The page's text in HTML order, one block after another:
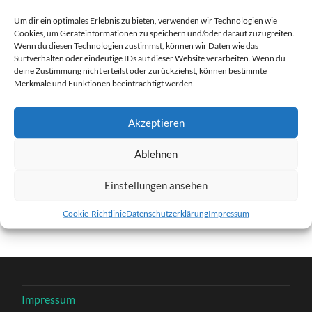
Um dir ein optimales Erlebnis zu bieten, verwenden wir Technologien wie
Cookies, um Geräteinformationen zu speichern und/oder darauf zuzugreifen.
Wenn du diesen Technologien zustimmst, können wir Daten wie das
Surfverhalten oder eindeutige IDs auf dieser Website verarbeiten. Wenn du
deine Zustimmung nicht erteilst oder zurückziehst, können bestimmte
Merkmale und Funktionen beeinträchtigt werden.
Akzeptieren
Ablehnen
Einstellungen ansehen
Cookie-RichtlinieDatenschutzerklärungImpressum
cropped-Startbild3.jpg
9. DEZEMBER 2016 1280x 1280 PX
« Vorheriger
Schreibe einen Kommentar
abzugeben.
Impressum